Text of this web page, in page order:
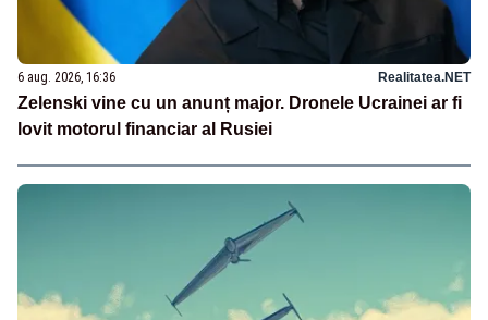
6 aug. 2026, 16:36 Realitatea.NET
Zelenski vine cu un anunț major. Dronele Ucrainei ar fi
lovit motorul financiar al Rusiei